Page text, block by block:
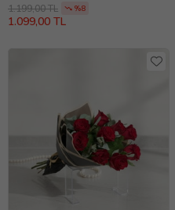
1.199,00 TL %8
1.099,00 TL